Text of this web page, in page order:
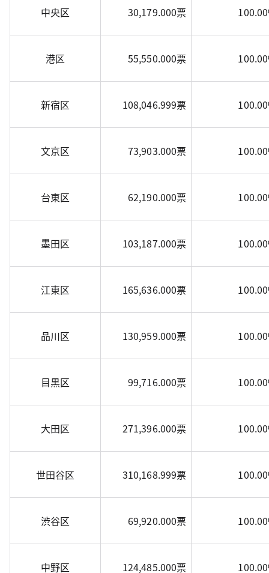
中央区 30,179.000票
港区 55,550.000票
新宿区 108,046.999票
文京区 73,903.000票
台東区 62,190.000票
墨田区 103,187.000票
江東区 165,636.000票
品川区 130,959.000票
目黒区 99,716.000票
大田区 271,396.000票
世田谷区 310,168.999票
渋谷区 69,920.000票
中野区 124,485.000票